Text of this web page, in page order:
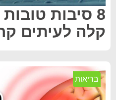
8 סיבות
קלה לעיתים
בריאות